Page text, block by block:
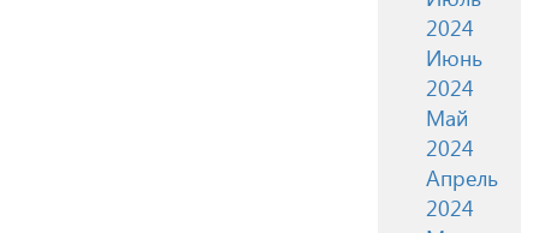
2024
Июнь
2024
Май
2024
Апрель
2024